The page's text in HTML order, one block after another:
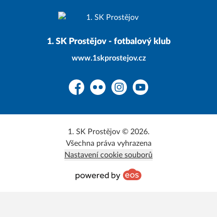
1. SK Prostějov - fotbalový klub
www.1skprostejov.cz
FacebookFlickr InstagramYouTube
1. SK Prostějov © 2026.
Všechna práva vyhrazena
Nastavení cookie souborů